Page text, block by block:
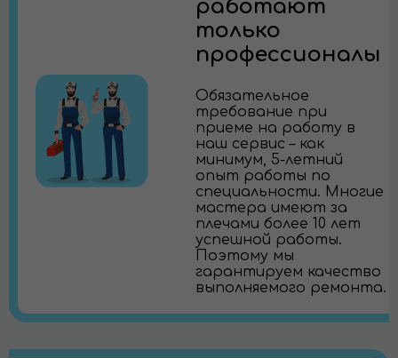
работают
только
профессионалы
Обязательное
требование при
приеме на работу в
наш сервис – как
минимум, 5-летний
опыт работы по
специальности. Многие
мастера имеют за
плечами более 10 лет
успешной работы.
Поэтому мы
гарантируем качество
выполняемого ремонта.